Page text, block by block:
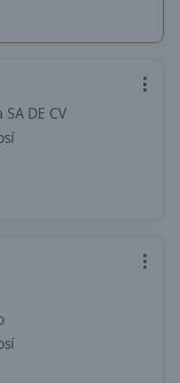
DE CV